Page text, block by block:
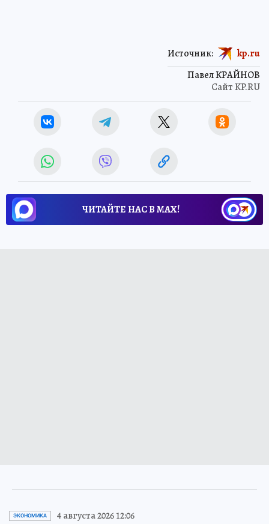
Павел КРАЙНОВ
Сайт KP.RU
Источник: kp.ru
ЧИТАЙТЕ НАС В МАХ!
ЭКОНОМИКА 4 августа 2026 12:06